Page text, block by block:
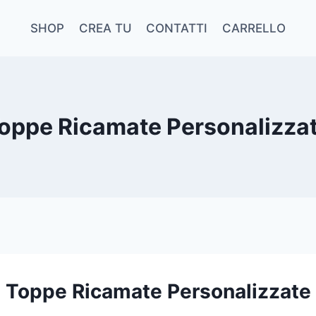
SHOP CREA TU CONTATTI CARRELLO
Ricamate
Toppe Ricamate Personalizzate